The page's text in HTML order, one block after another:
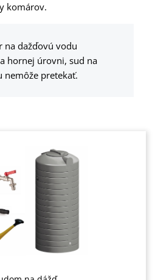
komárov.
na dažďovú vodu
hornej úrovni, sud na
nemôže pretekať.